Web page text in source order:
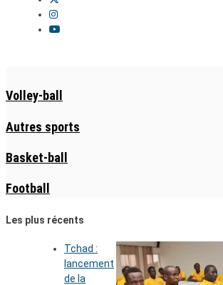
Volley-ball
Autres sports
Basket-ball
Football
Les plus récents
Tchad :
lancement
de la